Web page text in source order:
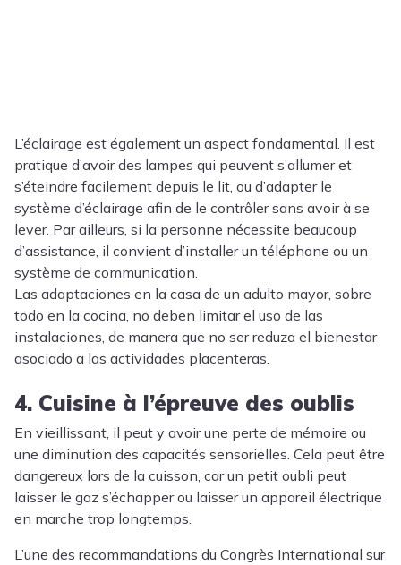
L’éclairage est également un aspect fondamental. Il est
pratique d’avoir des lampes qui peuvent s’allumer et
s’éteindre facilement depuis le lit, ou d’adapter le
système d’éclairage afin de le contrôler sans avoir à se
lever. Par ailleurs, si la personne nécessite beaucoup
d’assistance, il convient d’installer un téléphone ou un
système de communication.
Las adaptaciones en la casa de un adulto mayor, sobre
todo en la cocina, no deben limitar el uso de las
instalaciones, de manera que no ser reduza el bienestar
asociado a las actividades placenteras.
4. Cuisine à l’épreuve des oublis
En vieillissant, il peut y avoir une perte de mémoire ou
une diminution des capacités sensorielles. Cela peut être
dangereux lors de la cuisson, car un petit oubli peut
laisser le gaz s’échapper ou laisser un appareil électrique
en marche trop longtemps.
L’une des recommandations du Congrès International sur